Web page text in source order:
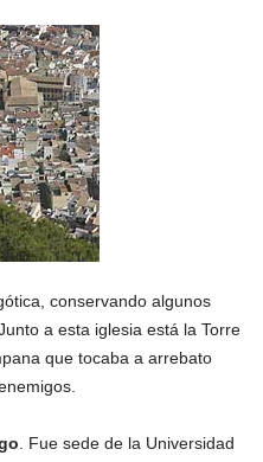
conservando algunos
a esta iglesia está la Torre
que tocaba a arrebato
. Fue sede de la Universidad